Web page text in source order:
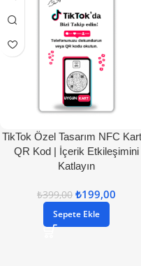
TikTok Özel Tasarım NFC
QR Kod | İçerik Etkileşimini
Katlayın
₺399,00 ₺199,00
Sepete Ekle